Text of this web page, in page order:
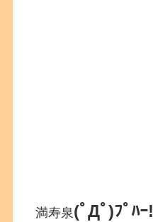
満寿泉(ﾟДﾟ)ﾌﾟﾊｰ!